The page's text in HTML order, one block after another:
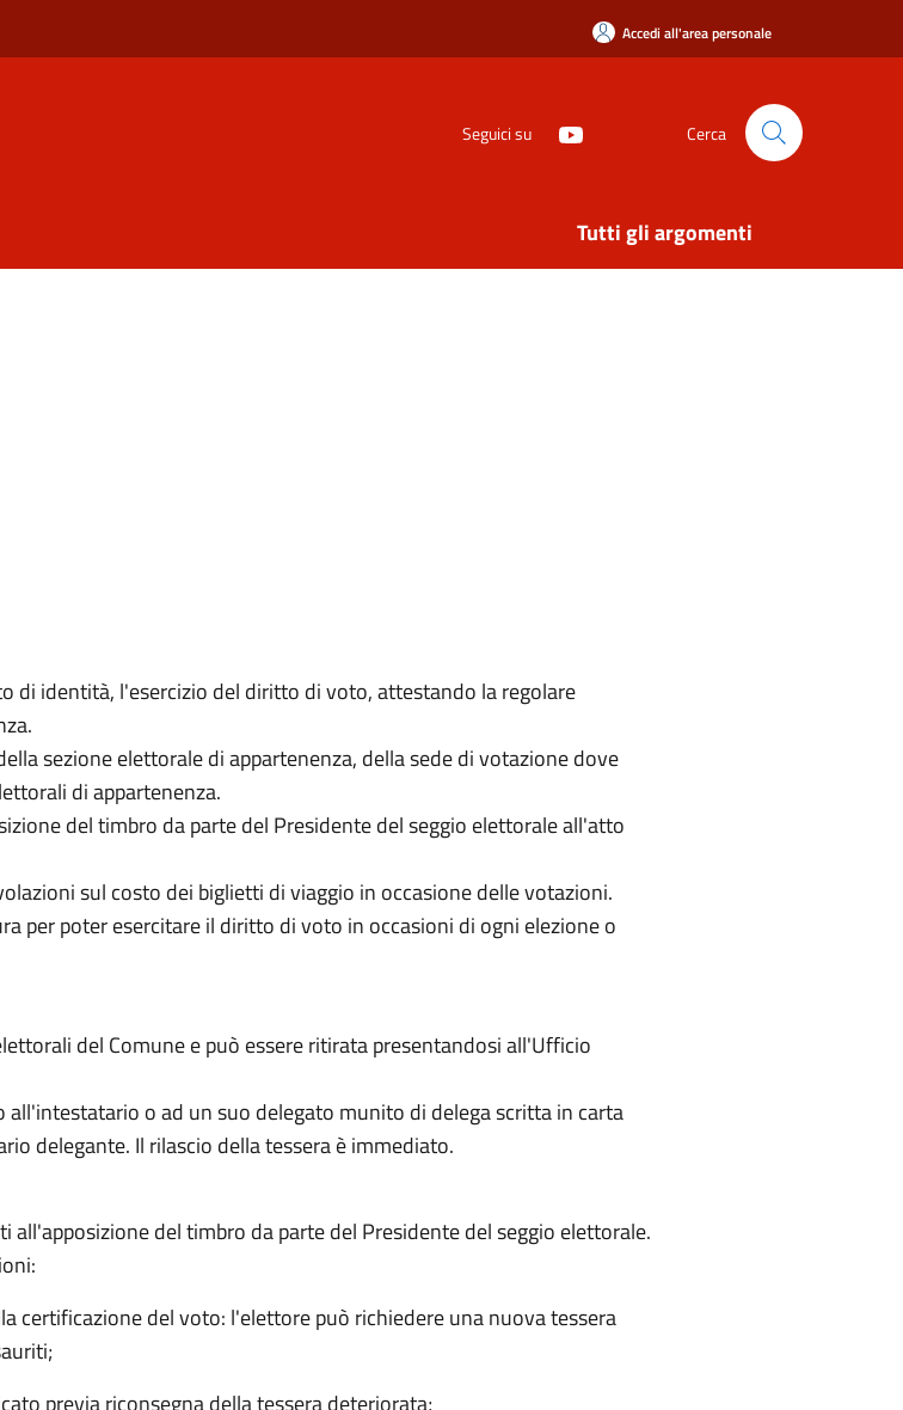
Accedi all'area personale
Seguici su Cerca
Tutti gli argomenti
di identità, l'esercizio del diritto di voto, attestando la regolare
sezione elettorale di appartenenza, della sede di votazione dove
di appartenenza.
del timbro da parte del Presidente del seggio elettorale all'atto
sul costo dei biglietti di viaggio in occasione delle votazioni.
per poter esercitare il diritto di voto in occasioni di ogni elezione o
del Comune e può essere ritirata presentandosi all'Ufficio
o ad un suo delegato munito di delega scritta in carta
delegante. Il rilascio della tessera è immediato.
del timbro da parte del Presidente del seggio elettorale.
certificazione del voto: l'elettore può richiedere una nuova tessera
previa riconsegna della tessera deteriorata;